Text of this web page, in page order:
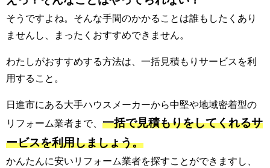
そうですよね。そんな手間のかかることは誰もしたくあり
ませんし、まったくおすすめできません。
わたしがおすすめする方法は、一括見積もりサービスを利
用すること。
日進市にある大手ハウスメーカーから中堅や地域密着型の
リフォーム業者まで、 一括で見積もりをしてくれるサ
ービスを利用しましょう。
かんたんに安いリフォーム業者を探すことができますし、